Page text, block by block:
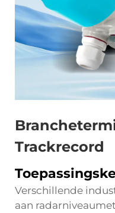
Trackrecord
Verschillende
aan